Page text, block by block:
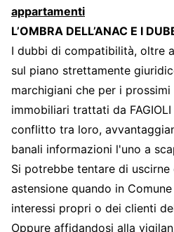
appartamenti
L’OMBRA DELL’ANAC E I
I dubbi di compatibilità, oltre
sul piano strettamente
marchigiani che per i
immobiliari trattati da
conflitto tra loro,
banali informazioni l'uno a
Si potrebbe tentare di
astensione quando in
interessi propri o dei clienti
Oppure affidandosi alla